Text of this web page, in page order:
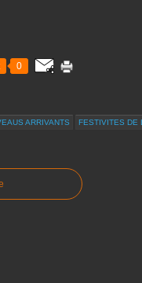
0
ARRIVANTS FESTIVITES DE